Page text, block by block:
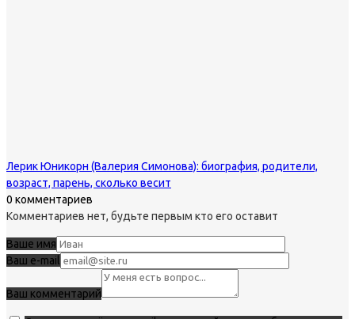
Лерик Юникорн (Валерия Симонова): биография, родители,
возраст, парень, сколько весит
0 комментариев
Комментариев нет, будьте первым кто его оставит
Ваше имя
Ваш e-mail
Ваш комментарий